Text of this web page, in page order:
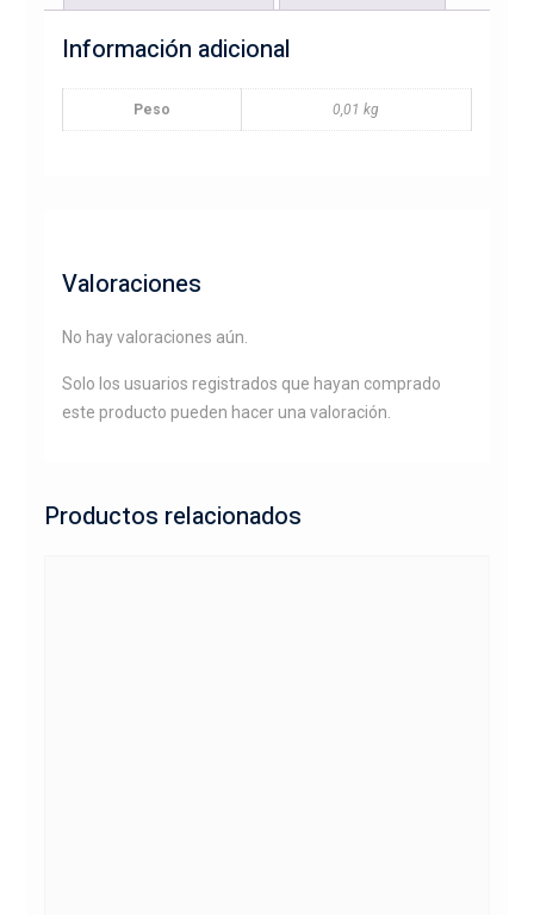
Información adicional
Peso 0,01 kg
Valoraciones
No hay valoraciones aún.
Solo los usuarios registrados que hayan comprado
este producto pueden hacer una valoración.
Productos relacionados